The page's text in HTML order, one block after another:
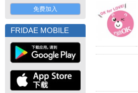
免费加入
FRIDAE MOBILE